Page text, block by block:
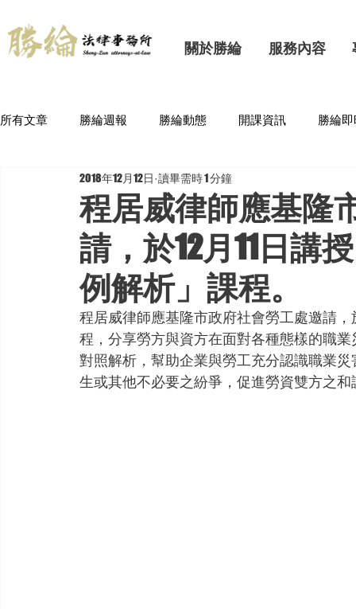
關於勝綸 服務內容
所有文章 勝綸週報 勝綸動態 開課資訊 勝綸
程居威律師應基隆
請，於12月11日講
例解析」課程。
2018年12月12日 讀畢需時 1 分鐘
程居威律師應基隆市政府社會勞工處邀請
程，分享勞方與資方在面對各種態樣的職
對照解析，幫助企業與勞工充分認識職業
生或其他不必要之紛爭，促進勞資雙方之和